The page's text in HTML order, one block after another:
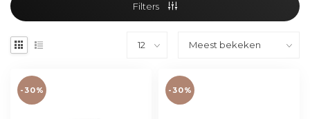
Filters
-30% -30%